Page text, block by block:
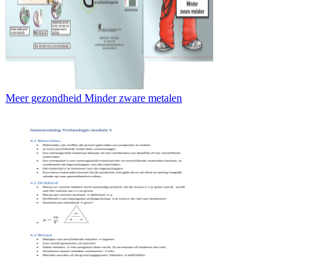
Meer gezondheid Minder zware metalen